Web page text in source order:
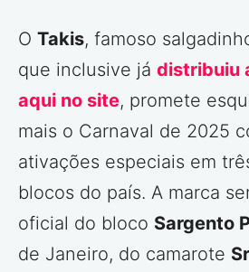
O Takis, famoso
que inclusive já distribuiu
aqui no site, promete
mais o Carnaval de 2025
ativações especiais em
blocos do país. A marca
oficial do bloco Sargento
de Janeiro, do camarote